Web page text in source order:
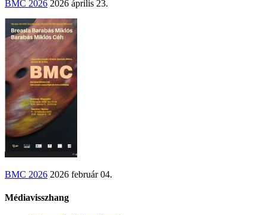
BMC 2026 2026 április 23.
BMC 2026 2026 február 04.
Médiavisszhang